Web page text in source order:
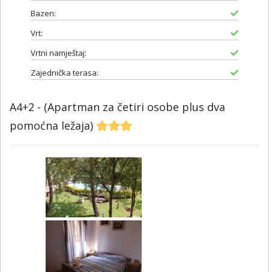
Bazen:
Vrt:
Vrtni namještaj:
Zajednička terasa:
A4+2 - (Apartman za četiri osobe plus dva
pomoćna ležaja)